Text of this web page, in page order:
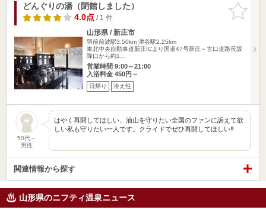
お気に入
りに追加
どんぐりの湯（閉館しました）
4.0点/ 1 件
山形県 / 新庄市
羽前前波駅3.50km 津谷駅2.25km
東北中央自動車道新庄ICより国道47号新庄～古口道路長坂
降口から約1…
営業時間 9:00～21:00
入浴料金 450円～
日帰り 冷え性
50代～
男性
はやく再開してほしい、油山を守りたい全国のファンに訴えて欲
しい私も守りたい一人です。クライドでぜひ再開してほしい‼️
関連情報から探す
山形県のニフティ温泉ニュース